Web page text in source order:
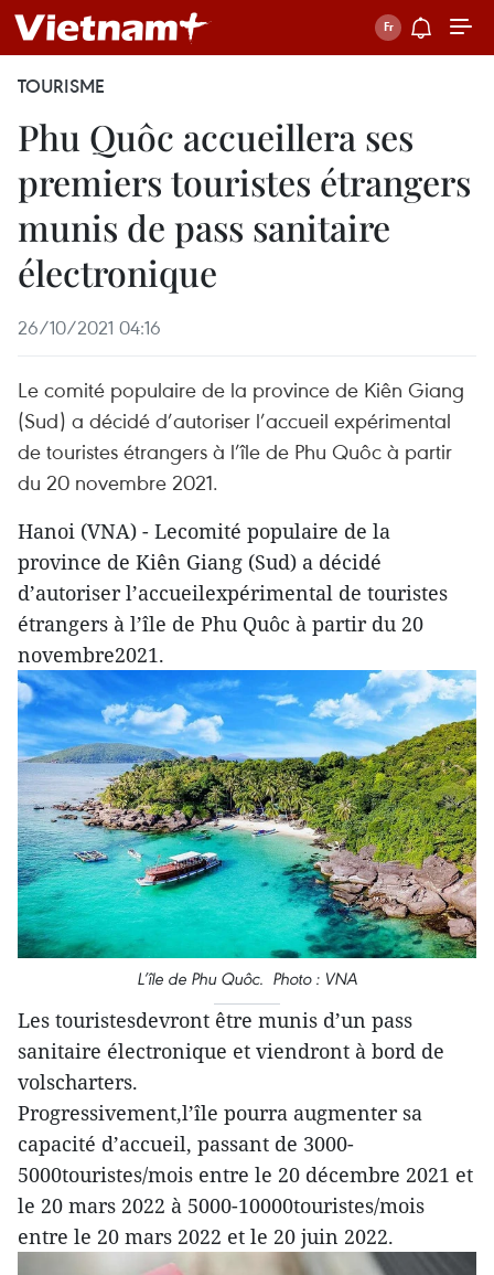
TOURISME
Phu Quôc accueillera ses
premiers touristes étrangers
munis de pass sanitaire
électronique
26/10/2021 04:16
Le comité populaire de la province de Kiên Giang
(Sud) a décidé d’autoriser l’accueil expérimental
de touristes étrangers à l’île de Phu Quôc à partir
du 20 novembre 2021.
Hanoi (VNA) - Lecomité populaire de la
province de Kiên Giang (Sud) a décidé
d’autoriser l’accueilexpérimental de touristes
étrangers à l’île de Phu Quôc à partir du 20
novembre2021.
L’île de Phu Quôc. Photo : VNA
Les touristesdevront être munis d’un pass
sanitaire électronique et viendront à bord de
volscharters.
Progressivement,l’île pourra augmenter sa
capacité d’accueil, passant de 3000-
5000touristes/mois entre le 20 décembre 2021 et
le 20 mars 2022 à 5000-10000touristes/mois
entre le 20 mars 2022 et le 20 juin 2022.